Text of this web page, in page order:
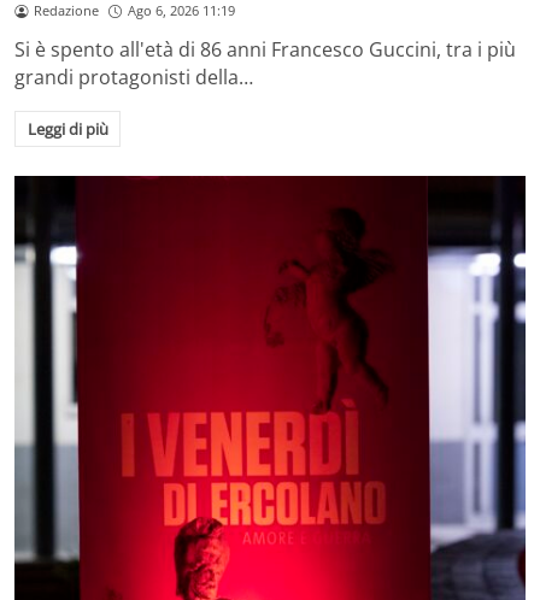
Redazione Ago 6, 2026 11:19
Si è spento all'età di 86 anni Francesco Guccini, tra i più
grandi protagonisti della…
Leggi di più